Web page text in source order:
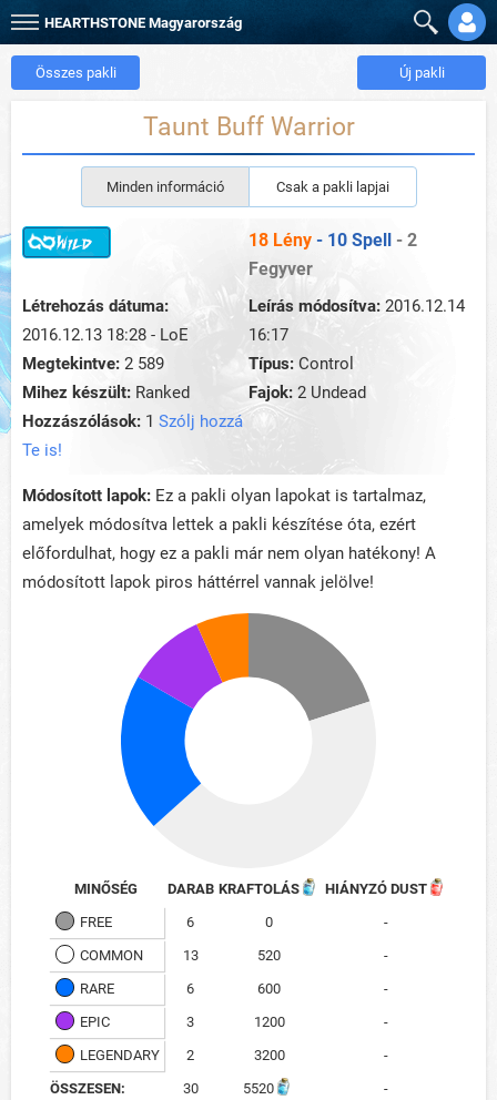
HEARTHSTONE Magyarország
Összes pakli Új pakli
Taunt Buff Warrior
Minden információ Csak a pakli lapjai
18 Lény - 10 Spell - 2
Fegyver
Létrehozás dátuma:
2016.12.13 18:28 - LoE
Leírás módosítva: 2016.12.14
16:17
Megtekintve: 2 589 Típus: Control
Mihez készült: Ranked Fajok: 2 Undead
Hozzászólások: 1 Szólj hozzá
Te is!
Módosított lapok: Ez a pakli olyan lapokat is tartalmaz,
amelyek módosítva lettek a pakli készítése óta, ezért
előfordulhat, hogy ez a pakli már nem olyan hatékony! A
módosított lapok piros háttérrel vannak jelölve!
MINŐSÉG DARAB KRAFTOLÁS
HIÁNYZÓ DUST
FREE
6 0
-
COMMON
13 520
-
RARE
6 600
-
EPIC
3 1200
-
LEGENDARY
2 3200
-
ÖSSZESEN:
30 5520
-